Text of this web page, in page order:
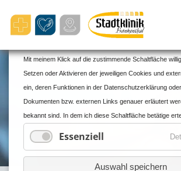
Cookie- und Datenschutzhinweise
Mit meinem Klick auf die zustimmende Schaltfläche
Setzen oder Aktivieren der jeweiligen Cookies und
ein, deren Funktionen in der Datenschutzerklärung
Dokumenten bzw. externen Links genauer erläutert
bekannt sind. In dem ich diese Schaltfläche betätige
meine ausdrückliche Einwilligung gem. Art. 49 Abs. 1
DS-GVO in personalisierte Werbung und für andere
Drittländer zu den und durch die in der
Essenziell
Auswahl speichern